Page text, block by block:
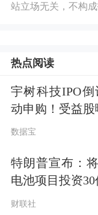
站立场无关，不构
热点阅读
宇树科技IPO
动申购！受益股
数据宝
特朗普宣布：
电池项目投资
财联社